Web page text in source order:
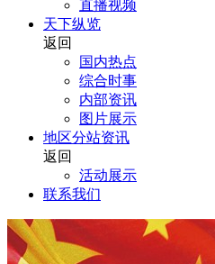
直播视频
天下纵览
返回
国内热点
综合时事
内部资讯
图片展示
地区分站资讯
返回
活动展示
联系我们